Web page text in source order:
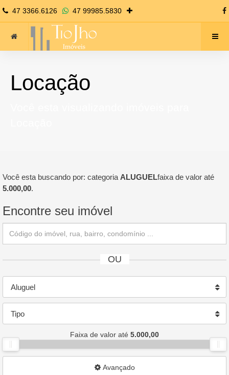
47 3366.6126 47 99985.5830
Locação
Você esta buscando por: categoria ALUGUELfaixa de valor até
5.000,00.
Encontre seu imóvel
OU
Aluguel
Tipo
Faixa de valor até 5.000,00
Avançado